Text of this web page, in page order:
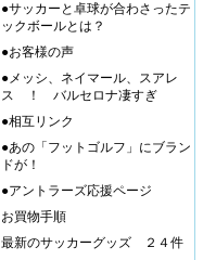
●サッカーと卓球が合わさったテ
ックボールとは？
●お客様の声
●メッシ、ネイマール、スアレ
ス ！ バルセロナ凄すぎ
●相互リンク
●あの「フットゴルフ」にブラン
ドが！
●アントラーズ応援ページ
お買物手順
最新のサッカーグッズ ２４件